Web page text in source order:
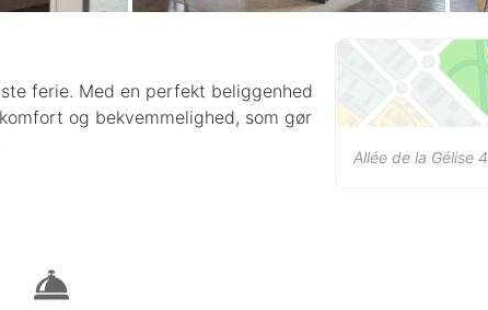
ferie. Med en perfekt beliggenhed
og bekvemmelighed, som gør
Allée de la Gélise 4